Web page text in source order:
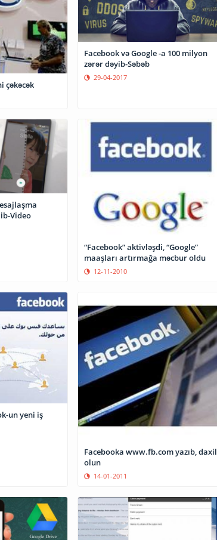
çəkəcək
Facebook və Google -a 100 milyon
zərər dəyib-Səbəb
29-04-2017
Video
“Facebook” aktivləşdi, “Google”
maaşları artırmağa məcbur oldu
12-11-2010
un yeni iş
Facebooka www.fb.com yazıb, daxil
olun
14-01-2011